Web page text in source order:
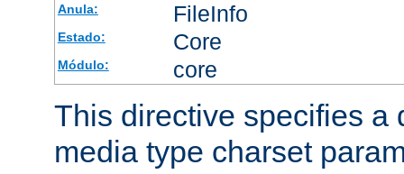
Anula: FileInfo
Estado: Core
Módulo: core
This directive specifies a
media type charset